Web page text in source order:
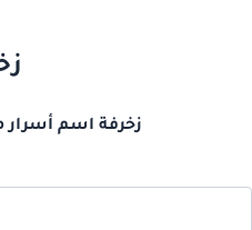
زخرفة اسم أسرار